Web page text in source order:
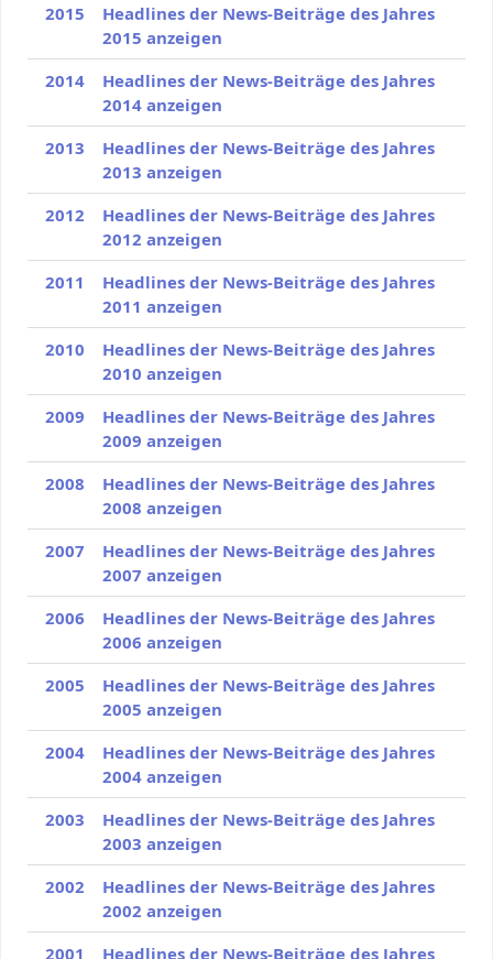
2015
Headlines der News-Beiträge des Jahres
2015 anzeigen
2014
Headlines der News-Beiträge des Jahres
2014 anzeigen
2013
Headlines der News-Beiträge des Jahres
2013 anzeigen
2012
Headlines der News-Beiträge des Jahres
2012 anzeigen
2011
Headlines der News-Beiträge des Jahres
2011 anzeigen
2010
Headlines der News-Beiträge des Jahres
2010 anzeigen
2009
Headlines der News-Beiträge des Jahres
2009 anzeigen
2008
Headlines der News-Beiträge des Jahres
2008 anzeigen
2007
Headlines der News-Beiträge des Jahres
2007 anzeigen
2006
Headlines der News-Beiträge des Jahres
2006 anzeigen
2005
Headlines der News-Beiträge des Jahres
2005 anzeigen
2004
Headlines der News-Beiträge des Jahres
2004 anzeigen
2003
Headlines der News-Beiträge des Jahres
2003 anzeigen
2002
Headlines der News-Beiträge des Jahres
2002 anzeigen
2001
Headlines der News-Beiträge des Jahres